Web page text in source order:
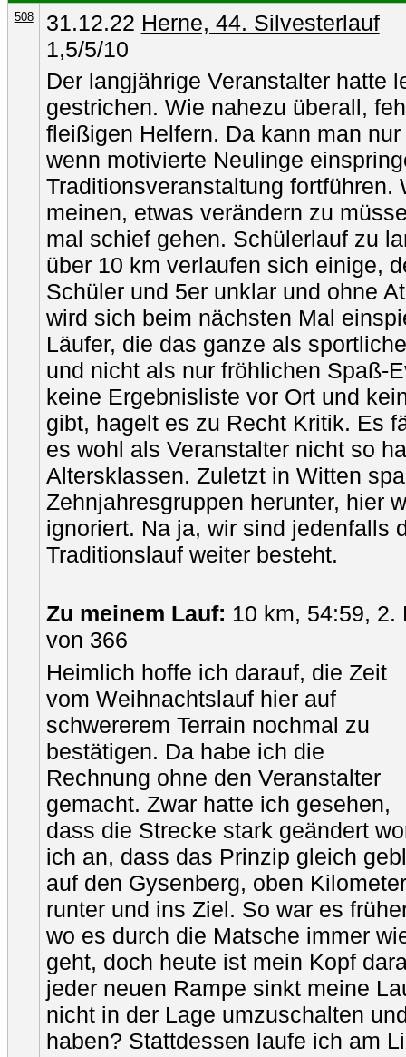
508
31.12.22 Herne, 44. Silvesterlauf
1,5/5/10
Der langjährige Veranstalter hatte
gestrichen. Wie nahezu überall,
fleißigen Helfern. Da kann man
wenn motivierte Neulinge
Traditionsveranstaltung fortführen.
meinen, etwas verändern zu
mal schief gehen. Schülerlauf zu
über 10 km verlaufen sich einige,
Schüler und 5er unklar und ohne
wird sich beim nächsten Mal
Läufer, die das ganze als
und nicht als nur fröhlichen Spaß-
keine Ergebnisliste vor Ort und
gibt, hagelt es zu Recht Kritik. Es
es wohl als Veranstalter nicht so
Altersklassen. Zuletzt in Witten
Zehnjahresgruppen herunter, hier
ignoriert. Na ja, wir sind jedenfalls
Traditionslauf weiter besteht.
Zu meinem Lauf: 10 km, 54:59, 2.
von 366
Heimlich hoffe ich darauf, die Zeit
vom Weihnachtslauf hier auf
schwererem Terrain nochmal zu
bestätigen. Da habe ich die
Rechnung ohne den Veranstalter
gemacht. Zwar hatte ich gesehen,
dass die Strecke stark geändert
ich an, dass das Prinzip gleich
auf den Gysenberg, oben
runter und ins Ziel. So war es
wo es durch die Matsche immer
geht, doch heute ist mein Kopf
jeder neuen Rampe sinkt meine
nicht in der Lage umzuschalten
haben? Stattdessen laufe ich am